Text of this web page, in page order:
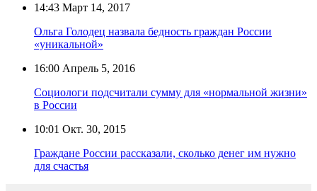
14:43 Март 14, 2017
Ольга Голодец назвала бедность граждан России
«уникальной»
16:00 Апрель 5, 2016
Социологи подсчитали сумму для «нормальной жизни»
в России
10:01 Окт. 30, 2015
Граждане России рассказали, сколько денег им нужно
для счастья